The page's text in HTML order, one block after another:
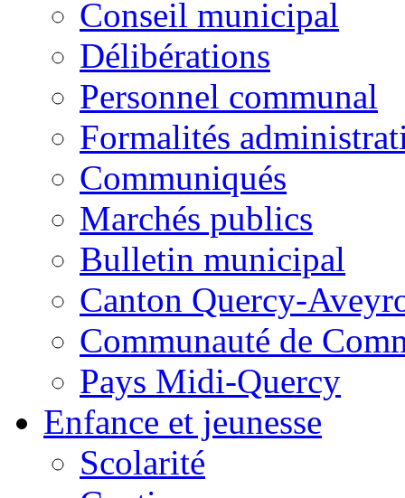
Conseil municipal
Délibérations
Personnel communal
Formalités
Communiqués
Marchés publics
Bulletin municipal
Canton Quercy-
Communauté de
Pays Midi-Quercy
Enfance et jeunesse
Scolarité